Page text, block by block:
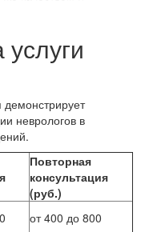
демонстрирует
неврологов в
Повторная
консультация
(руб.)
от 400 до 800